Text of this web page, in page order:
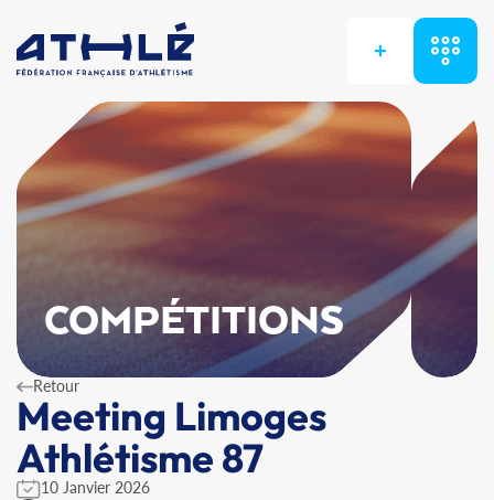
+
COMPÉTITIONS
Retour
Meeting Limoges
Athlétisme 87
10 Janvier 2026